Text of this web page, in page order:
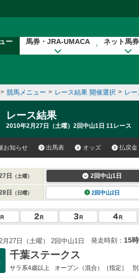
ー 馬券・JRA-UMACA ネット馬
> 競馬メニュー > レース結果 開催選択 > レ
レース結果
2010年2月27日（土曜）2回中山1日 11レース
お知らせ 出馬表 オッズ 払戻金
日 （土曜） 2回中山1日
日 （日曜） 2回中山2日
月27日（土曜） 2回中山1日 発走時刻： 15
千葉ステークス
サラ系4歳以上 オープン （混合）［指定］